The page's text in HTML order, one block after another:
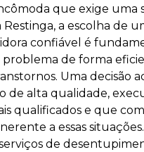
que exige uma
Restinga, a escolha de
confiável é
problema de forma
Uma decisão
de alta qualidade,
qualificados e que
a essas
de